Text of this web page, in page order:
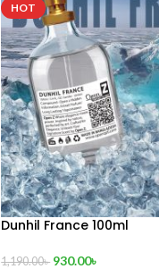
HOT
Dunhil France 100ml
1,190.00৳ 930.00৳